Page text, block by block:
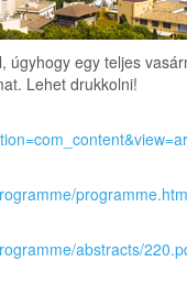
úgyhogy egy teljes
Lehet drukkolni!
abstracts/